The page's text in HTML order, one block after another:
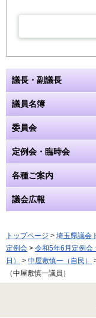
議長・副議長
議員名簿
委員会
定例会・臨時会
各種ご案内
議会広報
トップページ > 埼玉県議会
定例会 > 令和5年6月定例会
日）
> 中屋敷慎一（自民）
（中屋敷慎一議員）